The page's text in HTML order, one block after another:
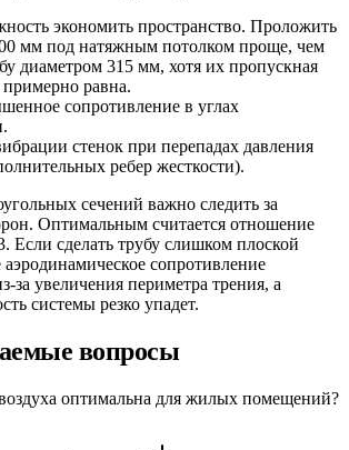
экономить пространство. Проложить
мм под натяжным потолком проще, чем
диаметром 315 мм, хотя их пропускная
примерно равна.
сопротивление в углах
стенок при перепадах давления
ребер жесткости).
сечений важно следить за
Оптимальным считается отношение
Если сделать трубу слишком плоской
сопротивление
за увеличения периметра трения, а
системы резко упадет.
вопросы
оптимальна для жилых помещений?